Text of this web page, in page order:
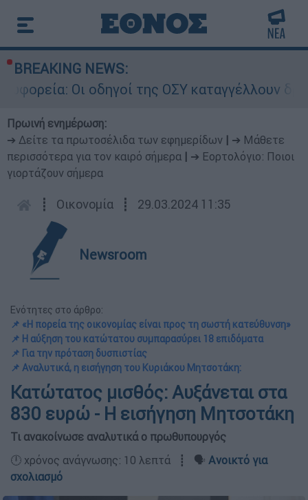
BREAKING NEWS:
Οι οδηγοί της ΟΣΥ καταγγέλλουν δρομολόγια
Πρωινή ενημέρωση:
➔ Δείτε τα πρωτοσέλιδα των εφημερίδων
➔ Μάθετε
περισσότερα για τον καιρό σήμερα
➔ Εορτολόγιο: Ποιοι
γιορτάζουν σήμερα
┋ Οικονομία ┋ 29.03.2024 11:35
Newsroom
Ενότητες στο άρθρο:
📌 «Η πορεία της οικονομίας είναι προς τη σωστή κατεύθυνση»
📌 Η αύξηση του κατώτατου συμπαρασύρει 18 επιδόματα
📌 Για την πρόταση δυσπιστίας
📌 Αναλυτικά, η εισήγηση του Κυριάκου Μητσοτάκη:
Κατώτατος μισθός: Αυξάνεται στα
830 ευρώ - Η εισήγηση Μητσοτάκη
Τι ανακοίνωσε αναλυτικά ο πρωθυπουργός
🕛 χρόνος ανάγνωσης: 10 λεπτά ┋ 🗣️ Ανοικτό για
σχολιασμό